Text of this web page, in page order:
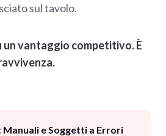
sul tavolo.
un vantaggio competitivo. È
e Soggetti a Errori